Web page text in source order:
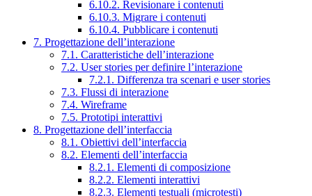
6.10.2. Revisionare i contenuti
6.10.3. Migrare i contenuti
6.10.4. Pubblicare i contenuti
7. Progettazione dell’interazione
7.1. Caratteristiche dell’interazione
7.2. User stories per definire l’interazione
7.2.1. Differenza tra scenari e user stories
7.3. Flussi di interazione
7.4. Wireframe
7.5. Prototipi interattivi
8. Progettazione dell’interfaccia
8.1. Obiettivi dell’interfaccia
8.2. Elementi dell’interfaccia
8.2.1. Elementi di composizione
8.2.2. Elementi interattivi
8.2.3. Elementi testuali (microtesti)